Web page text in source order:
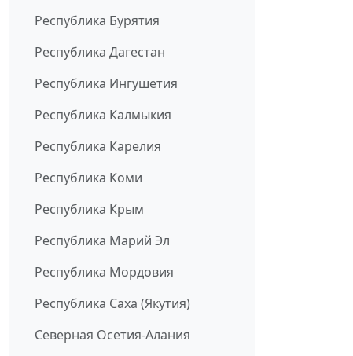
Республика Бурятия
Республика Дагестан
Республика Ингушетия
Республика Калмыкия
Республика Карелия
Республика Коми
Республика Крым
Республика Марий Эл
Республика Мордовия
Республика Саха (Якутия)
Северная Осетия-Алания